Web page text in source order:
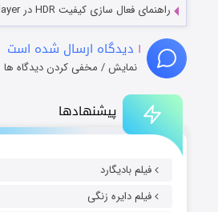
پیشنهادها
فیلم بادیگارد
فیلم دایره زنگی
راهنمای فعال سازی کیفیت HDR در PotPlayer
۱ دیدگاه ارسال شده است
نمایش / مخفی کردن دیدگاه ها